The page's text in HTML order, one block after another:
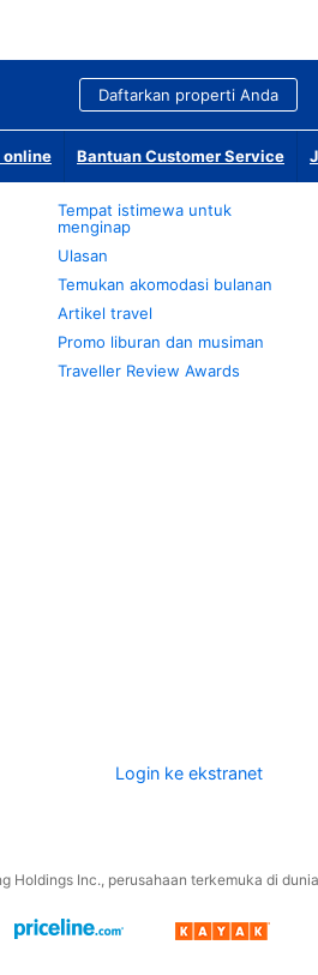
Daftarkan properti Anda
online Bantuan Customer Service
Tempat istimewa untuk
menginap
Ulasan
Temukan akomodasi bulanan
Artikel travel
Promo liburan dan musiman
Traveller Review Awards
Login ke ekstranet
Holdings Inc., perusahaan terkemuka di